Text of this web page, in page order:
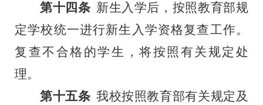
第十四条 新生入学后，按照教育部规
定学校统一进行新生入学资格复查工作。
复查不合格的学生，将按照有关规定处
理。
第十五条 我校按照教育部有关规定及